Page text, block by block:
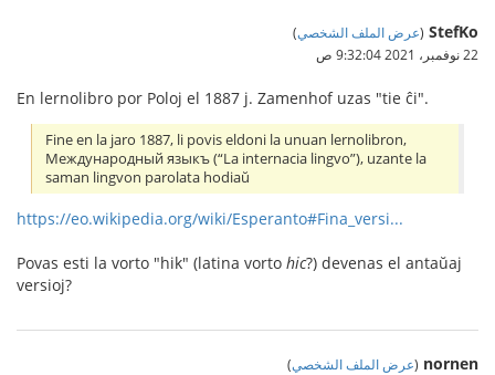
StefKo
(عرض الملف الشخصي)
22 نوفمبر، 2021 9:32:04 ص
En lernolibro por Poloj el 1887 j. Zamenhof uzas "tie ĉi".
Fine en la jaro 1887, li povis eldoni la unuan lernolibron,
Международный языкъ (“La internacia lingvo”), uzante la
saman lingvon parolata hodiaŭ
https://eo.wikipedia.org/wiki/Esperanto#Fina_versi...
Povas esti la vorto "hik" (latina vorto hic?) devenas el antaŭaj
versioj?
nornen
(عرض الملف الشخصي)